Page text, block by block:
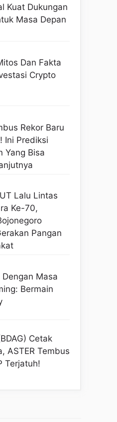
Kuat Dukungan
Masa Depan
Dan Fakta
Crypto
Rekor Baru
Ini Prediksi
Yang Bisa
Lalu Lintas
Ke-70,
Pangan
Masa
Bermain
Cetak
ASTER Tembus
Terjatuh!